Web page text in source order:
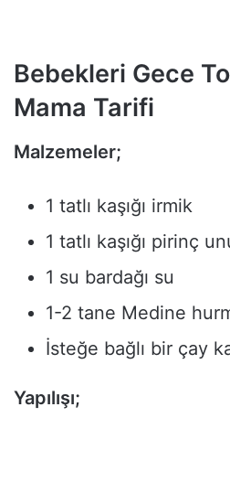
Bebekleri Gece
Mama Tarifi
Malzemeler;
1 tatlı kaşığı irmik
1 tatlı kaşığı pirinç
1 su bardağı su
1-2 tane Medine
İsteğe bağlı bir çay
Yapılışı;